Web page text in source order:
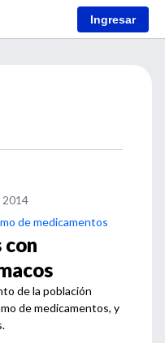
Ingresar
2014
de medicamentos
con
de la población
de medicamentos, y